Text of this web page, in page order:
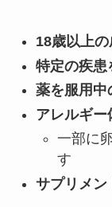
18歳以上
特定の疾患
薬を服用中
アレルギー
一部に
す
サプリメン